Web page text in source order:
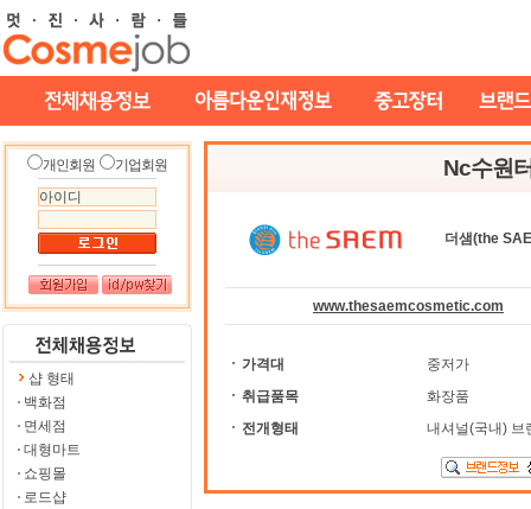
개인회원 기업회원
샵 형태
백화점
면세점
대형마트
쇼핑몰
로드샵
Nc수원
더샘(the
www.thesaemcosmetic.com
가격대
중저가
취급품목
화장품
전개형태
내셔널(국내) 브